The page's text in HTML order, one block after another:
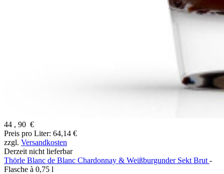
44 , 90 €
Preis pro Liter: 64,14 €
zzgl. Versandkosten
Derzeit nicht lieferbar
Thörle Blanc de Blanc Chardonnay & Weißburgunder Sekt Brut -
Flasche à 0,75 l